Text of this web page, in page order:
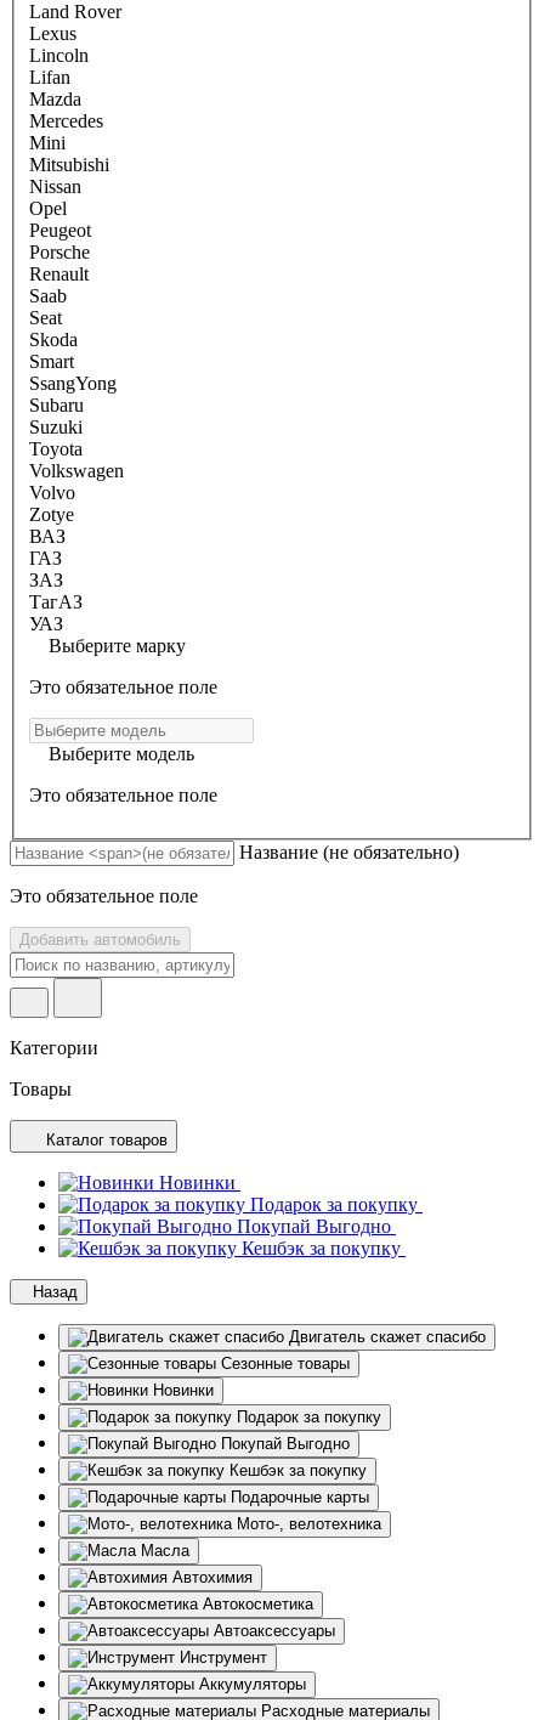
Land Rover
Lexus
Lincoln
Lifan
Mazda
Mercedes
Mini
Mitsubishi
Nissan
Opel
Peugeot
Porsche
Renault
Saab
Seat
Skoda
Smart
SsangYong
Subaru
Suzuki
Toyota
Volkswagen
Volvo
Zotye
ВАЗ
ГАЗ
ЗАЗ
ТагАЗ
УАЗ
Выберите марку
Это обязательное поле
Выберите модель
Это обязательное поле
Название (не обязательно)
Это обязательное поле
Добавить автомобиль
Категории
Товары
Каталог товаров
Новинки
Подарок за покупку
Покупай Выгодно
Кешбэк за покупку
Назад
Двигатель скажет спасибо
Сезонные товары
Новинки
Подарок за покупку
Покупай Выгодно
Кешбэк за покупку
Подарочные карты
Мото-, велотехника
Масла
Автохимия
Автокосметика
Автоаксессуары
Инструмент
Аккумуляторы
Расходные материалы